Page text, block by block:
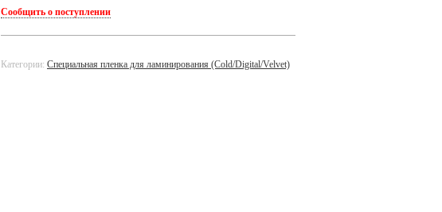
Сообщить о поступлении
Категории: Специальная пленка для ламинирования (Cold/Digital/Velvet)